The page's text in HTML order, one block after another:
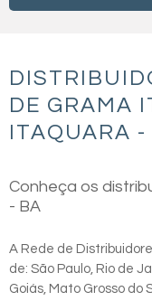
DE GRAMA
ITAQUARA -
Conheça os
- BA
A Rede de
de: São Paulo, Rio de
Goiás, Mato Grosso do